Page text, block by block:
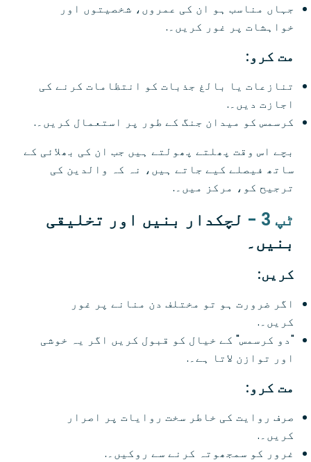
جہاں مناسب ہو ان کی عمروں، شخصیتوں اور
خواہشات پر غور کریں۔.
مت کرو:
تنازعات یا بالغ جذبات کو انتظامات کرنے کی
اجازت دیں۔.
کرسمس کو میدان جنگ کے طور پر استعمال کریں۔.
بچے اس وقت پھلتے پھولتے ہیں جب ان کی بھلائی کے
ساتھ فیصلے کیے جاتے ہیں، نہ کہ والدین کی
ترجیح کو، مرکز میں۔.
ٹپ 3 -
لچکدار بنیں اور تخلیقی
بنیں۔
کریں:
اگر ضرورت ہو تو مختلف دن منانے پر غور
کریں۔.
"دو کرسمس" کے خیال کو قبول کریں اگر یہ خوشی
اور توازن لاتا ہے۔.
مت کرو:
صرف روایت کی خاطر سخت روایات پر اصرار
کریں۔.
غرور کو سمجھوتہ کرنے سے روکیں۔.